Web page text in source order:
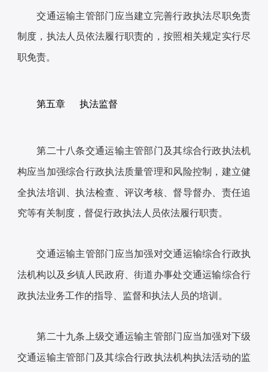
交通运输主管部门应当建立完善行政执法尽职免责
制度，执法人员依法履行职责的，按照相关规定实行尽
职免责。
第五章 执法监督
第二十八条交通运输主管部门及其综合行政执法机
构应当加强综合行政执法质量管理和风险控制，建立健
全执法培训、执法检查、评议考核、督导督办、责任追
究等有关制度，督促行政执法人员依法履行职责。
交通运输主管部门应当加强对交通运输综合行政执
法机构以及乡镇人民政府、街道办事处交通运输综合行
政执法业务工作的指导、监督和执法人员的培训。
第二十九条上级交通运输主管部门应当加强对下级
交通运输主管部门及其综合行政执法机构执法活动的监